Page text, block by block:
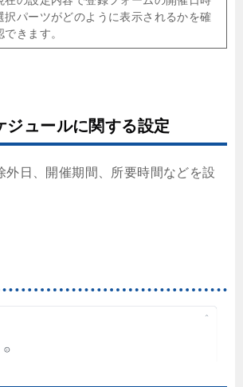
択パーツがどのように表示されるかを確
できます。
ジュールに関する設定
外日、開催期間、所要時間などを設